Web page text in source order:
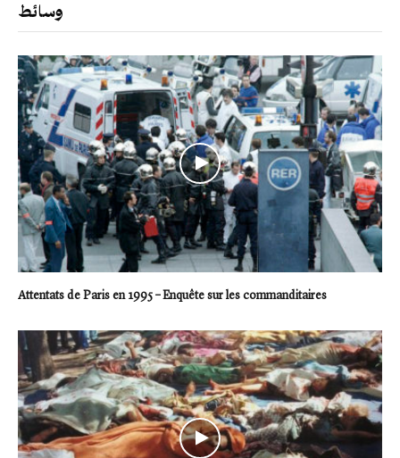
وسائط
Attentats de Paris en 1995 – Enquête sur les commanditaires